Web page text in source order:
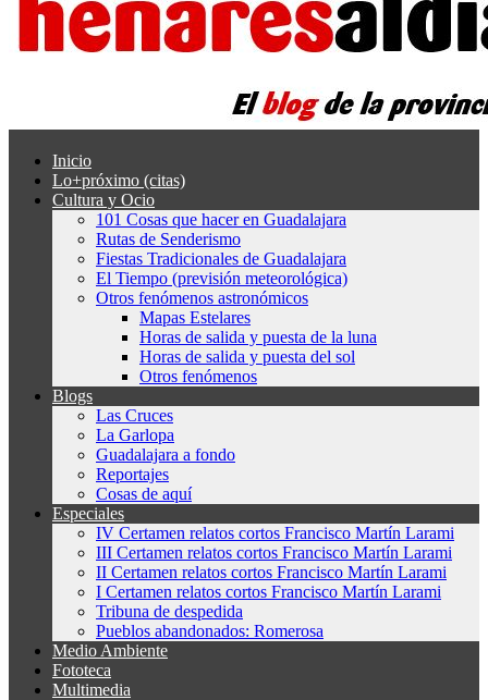
Inicio
Lo+próximo (citas)
Cultura y Ocio
101 Cosas que hacer en Guadalajara
Rutas de Senderismo
Fiestas Tradicionales de Guadalajara
El Tiempo (previsión meteorológica)
Otros fenómenos astronómicos
Mapas Estelares
Horas de salida y puesta de la luna
Horas de salida y puesta del sol
Otros fenómenos
Blogs
Las Cruces
La Garlopa
Guadalajara a fondo
Reportajes
Cosas de aquí
Especiales
IV Certamen relatos cortos Francisco Martín Larami
III Certamen relatos cortos Francisco Martín Larami
II Certamen relatos cortos Francisco Martín Larami
I Certamen relatos cortos Francisco Martín Larami
Tribuna de despedida
Pueblos abandonados: Romerosa
Medio Ambiente
Fototeca
Multimedia